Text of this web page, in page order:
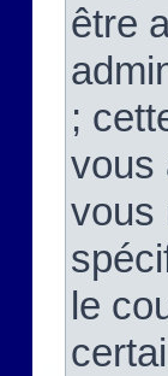
être
;
vous
vous
le